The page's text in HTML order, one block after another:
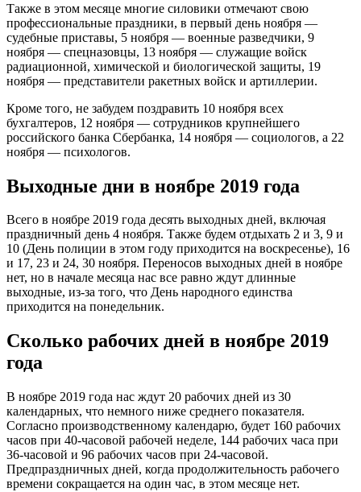
Также в этом месяце многие силовики отмечают свою
профессиональные праздники, в первый день ноября —
судебные приставы, 5 ноября — военные разведчики, 9
ноября — спецназовцы, 13 ноября — служащие войск
радиационной, химической и биологической защиты, 19
ноября — представители ракетных войск и артиллерии.
Кроме того, не забудем поздравить 10 ноября всех
бухгалтеров, 12 ноября — сотрудников крупнейшего
российского банка Сбербанка, 14 ноября — социологов, а 22
ноября — психологов.
Выходные дни в ноябре 2019 года
Всего в ноябре 2019 года десять выходных дней, включая
праздничный день 4 ноября. Также будем отдыхать 2 и 3, 9 и
10 (День полиции в этом году приходится на воскресенье), 16
и 17, 23 и 24, 30 ноября. Переносов выходных дней в ноябре
нет, но в начале месяца нас все равно ждут длинные
выходные, из-за того, что День народного единства
приходится на понедельник.
Сколько рабочих дней в ноябре 2019
года
В ноябре 2019 года нас ждут 20 рабочих дней из 30
календарных, что немного ниже среднего показателя.
Согласно производственному календарю, будет 160 рабочих
часов при 40-часовой рабочей неделе, 144 рабочих часа при
36-часовой и 96 рабочих часов при 24-часовой.
Предпраздничных дней, когда продолжительность рабочего
времени сокращается на один час, в этом месяце нет.